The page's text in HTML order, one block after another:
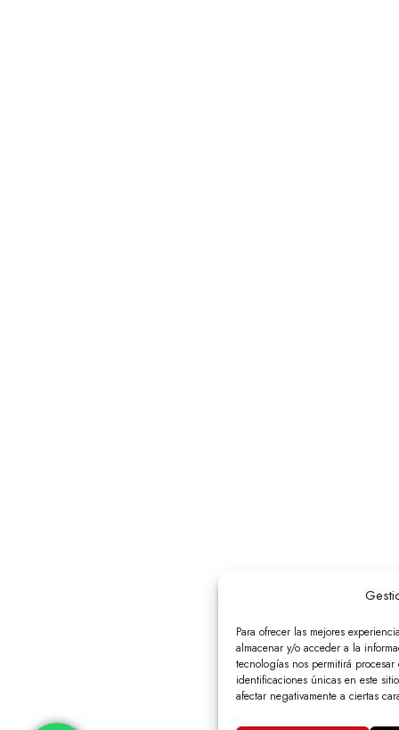
Para ofrecer las mejores
almacenar y/o acceder a la
tecnologías nos permitirá
identificaciones únicas en este
afectar negativamente a ciertas